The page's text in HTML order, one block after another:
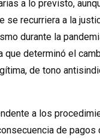
a lo previsto,
recurriera a la
durante la
que determinó el
de tono
a los
de